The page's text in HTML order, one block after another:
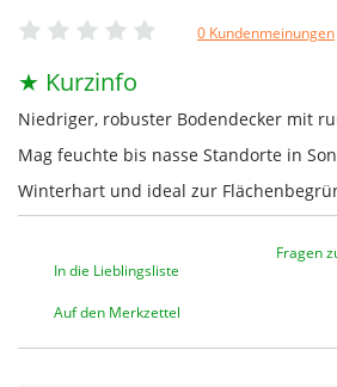
0 Kundenmeinungen
★ Kurzinfo
Niedriger, robuster Bodendecker mit
Mag feuchte bis nasse Standorte in
Winterhart und ideal zur
In die Lieblingsliste
Auf den Merkzettel
Fragen